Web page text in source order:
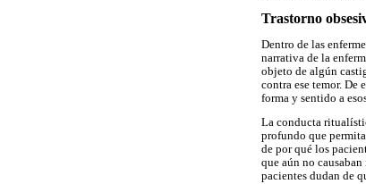
Trastorno
Dentro de las
narrativa de la
objeto de algún
contra ese temor. De
forma y sentido a
La conducta
profundo que
de por qué los
que aún no
pacientes dudan de